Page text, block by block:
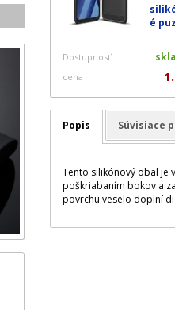
é
Dostupnosť
cena
Popis Súvisiace
Tento silikónový obal je
poškriabaním bokov a
povrchu veselo doplní